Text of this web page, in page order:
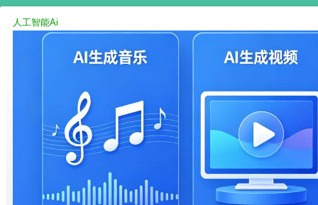
人工智能Ai